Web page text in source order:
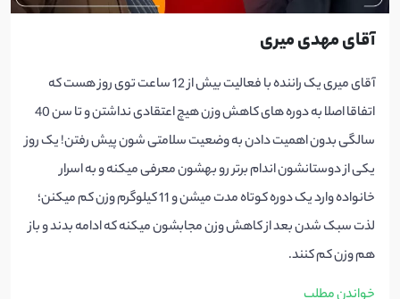
آقای مهدی میری
آقای میری یک راننده با فعالیت بیش از 12 ساعت توی روز هست که
اتفاقا اصلا به دوره های کاهش وزن هیچ اعتقادی نداشتن و تا سن 40
سالگی بدون اهمیت دادن به وضعیت سلامتی شون پیش رفتن! یک روز
یکی از دوستانشون اندام برتر رو بهشون معرفی میکنه و به اسرار
خانواده وارد یک دوره کوتاه مدت میشن و 11 کیلوگرم وزن کم میکنن؛
لذت سبک شدن بعد از کاهش وزن مجابشون میکنه که ادامه بدند و باز
هم وزن کم کنند.